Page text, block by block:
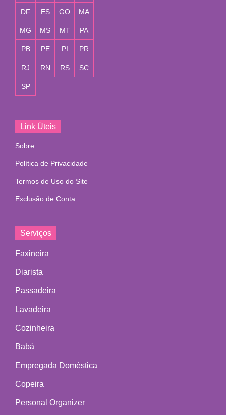
DF ES GO MA
MG MS MT PA
PB PE PI PR
RJ RN RS SC
SP
Link Úteis
Sobre
Política de Privacidade
Termos de Uso do Site
Exclusão de Conta
Serviços
Faxineira
Diarista
Passadeira
Lavadeira
Cozinheira
Babá
Empregada Doméstica
Copeira
Personal Organizer